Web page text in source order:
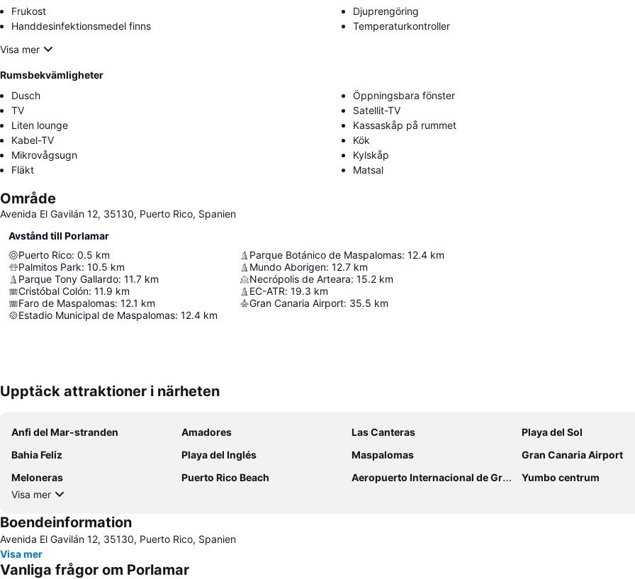
Frukost
Djuprengöring
Handdesinfektionsmedel finns
Temperaturkontroller
Visa mer
Rumsbekvämligheter
Dusch
Öppningsbara fönster
TV
Satellit-TV
Liten lounge
Kassaskåp på rummet
Kabel-TV
Kök
Mikrovågsugn
Kylskåp
Fläkt
Matsal
Område
Avenida El Gavilán 12, 35130, Puerto Rico, Spanien
Avstånd till Porlamar
Puerto Rico: 0.5 km
Palmitos Park: 10.5 km
Parque Tony Gallardo: 11.7 km
Cristóbal Colón: 11.9 km
Faro de Maspalomas: 12.1 km
Estadio Municipal de Maspalomas: 12.4 km
Parque Botánico de Maspalomas: 12.4 km
Mundo Aborigen: 12.7 km
Necrópolis de Arteara: 15.2 km
EC-ATR: 19.3 km
Gran Canaria Airport: 35.5 km
Upptäck attraktioner i närheten
Anfi del Mar-stranden Amadores Las Canteras
Playa del Sol
Bahia Feliz
Playa del Inglés Maspalomas
Gran Canaria Airport
Meloneras
Puerto Rico Beach Aeropuerto Internacional de Gran Canaria
Yumbo centrum
Visa mer
Boendeinformation
Avenida El Gavilán 12, 35130, Puerto Rico, Spanien
Visa mer
Vanliga frågor om Porlamar